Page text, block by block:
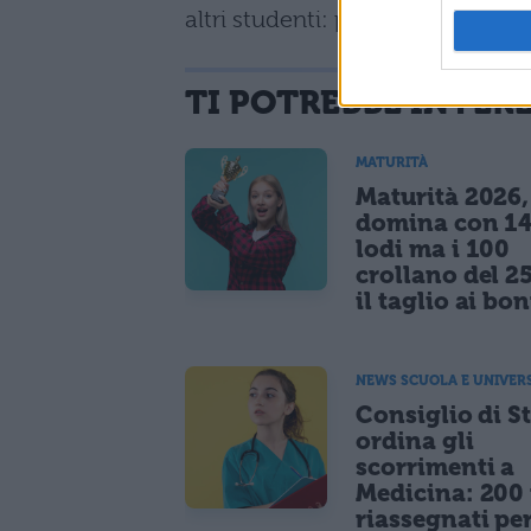
altri studenti: perché
TI POTREBBE
MATURITÀ
Maturità
domina con
lodi ma i 100
crollano del
il taglio ai
NEWS SCUOLA E
Consiglio di
ordina gli
scorrimenti a
Medicina: 200
riassegnati